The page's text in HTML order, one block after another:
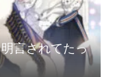
言されてたっ